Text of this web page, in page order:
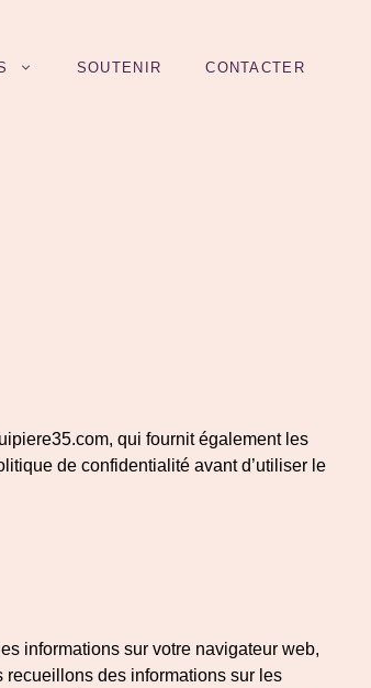
SOUTENIR CONTACTER
qui fournit également les
de confidentialité avant d’utiliser le
informations sur votre navigateur web,
recueillons des informations sur les